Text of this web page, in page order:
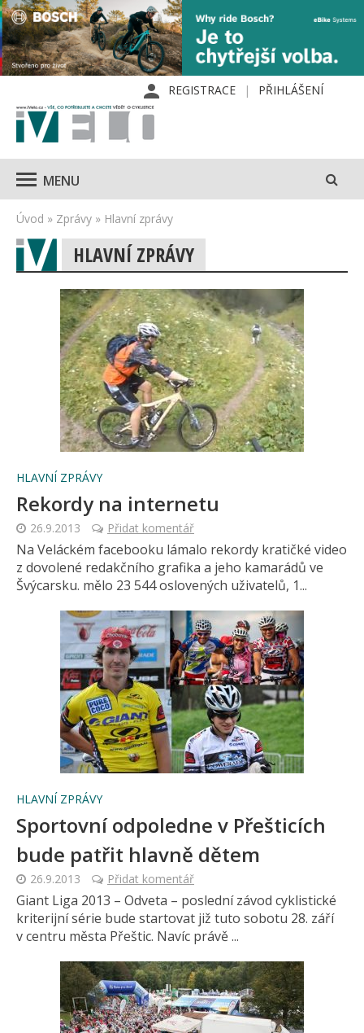
REGISTRACE PŘIHLÁŠENÍ
MENU
Úvod » Zprávy » Hlavní zprávy
HLAVNÍ ZPRÁVY
HLAVNÍ ZPRÁVY
Rekordy na internetu
26.9.2013 Přidat komentář
Na Veláckém facebooku lámalo rekordy kratičké video
z dovolené redakčního grafika a jeho kamarádů ve
Švýcarsku. mělo 23 544 oslovených uživatelů, 1...
HLAVNÍ ZPRÁVY
Sportovní odpoledne v Přešticích
bude patřit hlavně dětem
26.9.2013 Přidat komentář
Giant Liga 2013 – Odveta – poslední závod cyklistické
kriterijní série bude startovat již tuto sobotu 28. září
v centru města Přeštic. Navíc právě ...